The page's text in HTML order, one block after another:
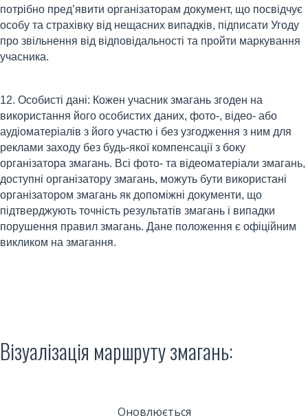
потрібно пред’явити організаторам документ, що посвідчує
особу та страхівку від нещасних випадків, підписати Угоду
про звільнення від відповідальності та пройти маркування
учасника.
12. Особисті дані: Кожен учасник змагань згоден на
використання його особистих даних, фото-, відео- або
аудіоматеріалів з його участю і без узгодження з ним для
реклами заходу без будь-якої компенсації з боку
організатора змагань. Всі фото- та відеоматеріали змагань,
доступні організатору змагань, можуть бути використані
організатором змагань як допоміжні документи, що
підтверджують точність результатів змагань і випадки
порушення правил змагань. Дане положення є офіційним
викликом на змагання.
Візуалізація маршруту змагань:
Оновлюється